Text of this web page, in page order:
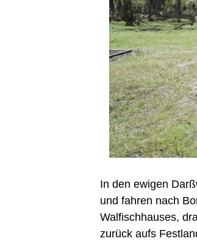
In den ewigen
und fahren nach
Walfischhauses,
zurück aufs